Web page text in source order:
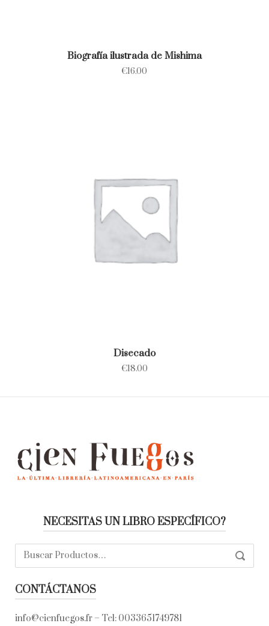
Biografía ilustrada de Mishima
€16.00
Disecado
€18.00
NECESITAS UN LIBRO ESPECÍFICO?
Buscar:
CONTÁCTANOS
info@cienfuegos.fr – Tel: 0033651749781